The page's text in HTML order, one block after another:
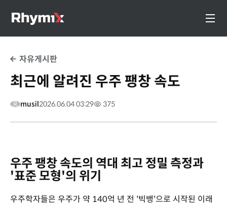
자유게시판
최근에 알려진 우주 팽창 속도
musil2026.06.04 03:29 375
우주 팽창 속도의 역대 최고 정밀 측정과
'표준 모형'의 위기
우주학자들은 우주가 약 140억 년 전 '빅뱅'으로 시작된 이래